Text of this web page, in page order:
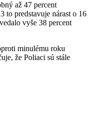
až 47 percent
to predstavuje nárast o 16
vyše 38 percent
minulému roku
že Poliaci sú stále